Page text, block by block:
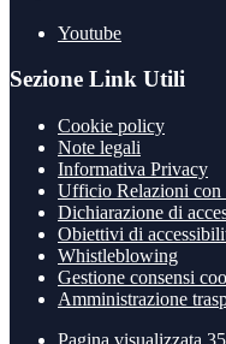
Youtube
Sezione Link Utili
Cookie policy
Note legali
Informativa Privacy
Ufficio Relazioni con
Dichiarazione di
Obiettivi di
Whistleblowing
Gestione consensi
Amministrazione
Pagina visualizzata